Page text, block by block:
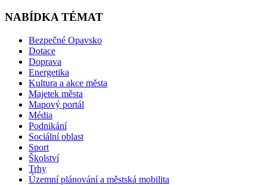
NABÍDKA TÉMAT
Bezpečné Opavsko
Dotace
Doprava
Energetika
Kultura a akce města
Majetek města
Mapový portál
Média
Podnikání
Sociální oblast
Sport
Školství
Trhy
Územní plánování a městská mobilita